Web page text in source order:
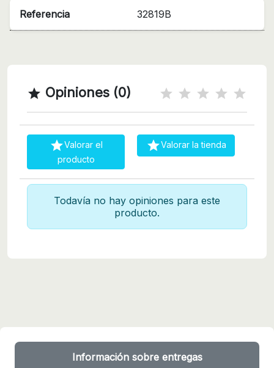
Referencia 32819B
 Opiniones (0)
Valorar el
producto
Valorar la tienda
Todavía no hay opiniones para este
producto.
Información sobre entregas